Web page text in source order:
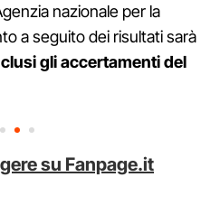
nazionale per la
a seguito dei risultati sarà
gli accertamenti del
su Fanpage.it